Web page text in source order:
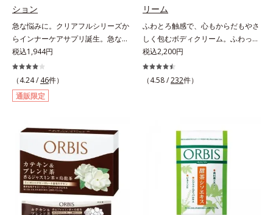
ション
急な悩みに。クリアフルシリーズか
らインナーケアサプリ誕生。急な悩
みに。ケアに行き詰まったすべての
女性に送る、「クリアフルシリー
ズ」のオールインワンサプリメント
です。ビタミンB1とB2を配合。ビ
タミンB6とビタミンCは、タイムリ
放出されます。またすこやかな美し
さのために、和漢植物由来成分とセ
ラミドをプラス。さらにストレス社
会に負けないためのGABAも配合し
ました。現代社会を生き抜く女性の
すこやかな毎日を応援します。
税込1,944円
（4.24 / 46件）
通販限定
リーム
ふわとろ触感で、心もからだもやさ
しく包むボディクリーム。ふわっと
軽やかで、ぽよっと弾むユニーク触
感。なじませると摩擦と皮膚温でほ
どけるボディクリームです。うっと
肌に。加水分解ヒアルロン酸配合。
浸透性と水分保持力のWのうるおい
ベールで、乾燥を寄せつけないもち
肌ボディを長時間キープします。
【ご使用方法】お風呂上がりなどの
清潔な肌に適量をやさしくなじませ
てください。
税込2,200円
（4.58 /232件）